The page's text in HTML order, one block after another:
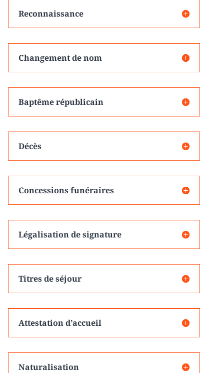
Reconnaissance
Changement de nom
Baptême républicain
Décès
Concessions funéraires
Légalisation de signature
Titres de séjour
Attestation d’accueil
Naturalisation